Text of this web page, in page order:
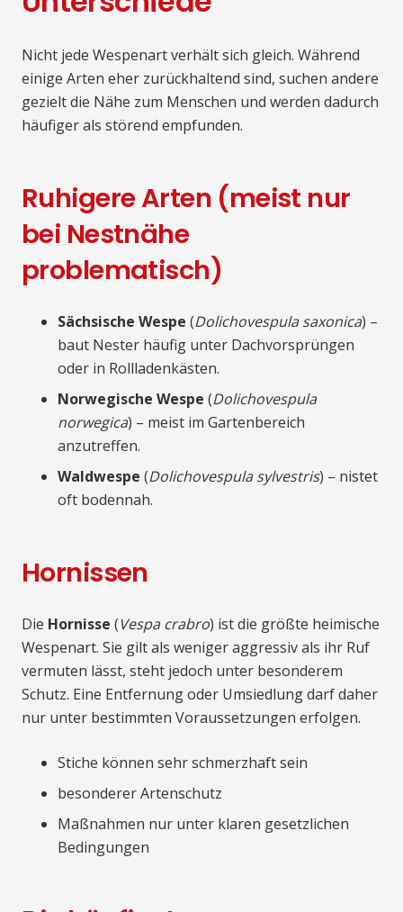
Nicht jede Wespenart verhält sich gleich. Während
einige Arten eher zurückhaltend sind, suchen andere
gezielt die Nähe zum Menschen und werden dadurch
häufiger als störend empfunden.
Ruhigere Arten (meist nur
bei Nestnähe
problematisch)
Sächsische Wespe (Dolichovespula saxonica) –
baut Nester häufig unter Dachvorsprüngen
oder in Rollladenkästen.
Norwegische Wespe (Dolichovespula
norwegica) – meist im Gartenbereich
anzutreffen.
Waldwespe (Dolichovespula sylvestris) – nistet
oft bodennah.
Hornissen
Die Hornisse (Vespa crabro) ist die größte heimische
Wespenart. Sie gilt als weniger aggressiv als ihr Ruf
vermuten lässt, steht jedoch unter besonderem
Schutz. Eine Entfernung oder Umsiedlung darf daher
nur unter bestimmten Voraussetzungen erfolgen.
Stiche können sehr schmerzhaft sein
besonderer Artenschutz
Maßnahmen nur unter klaren gesetzlichen
Bedingungen